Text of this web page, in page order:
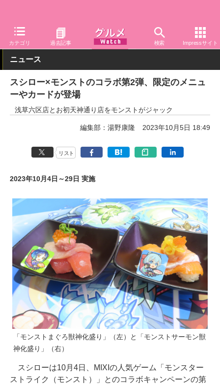
カテゴリ 過去記事 検索 Impressサイト
グルメ Watch 店舗 スシロー
ニュース
スシロー×モンストのコラボ第2弾、限定のメニュ
ーやカードが登場
浅草六区店とお初天神通り店をモンストがジャック
編集部：湯野康隆 2023年10月5日 18:49
リスト
2023年10月4日～29日 実施
「モンストまぐろ獣神化盛り」（左）と「モンストサーモン獣
神化盛り」（右）
スシローは10月4日、MIXIの人気ゲーム「モンスター
ストライク（モンスト）」とのコラボキャンペーンの第